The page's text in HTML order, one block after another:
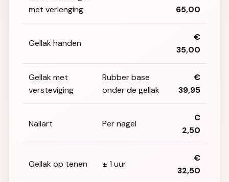
met verlenging
65,00
Gellak handen
€
35,00
Gellak met
versteviging
Rubber base
onder de gellak
€
39,95
Nailart Per nagel
€
2,50
Gellak op tenen ± 1 uur
€
32,50